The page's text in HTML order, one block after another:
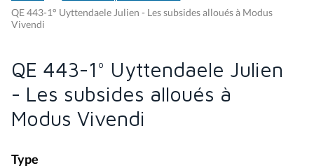
QE 443-1° Uyttendaele Julien - Les subsides alloués à Modus
Vivendi
QE 443-1° Uyttendaele Julien
- Les subsides alloués à
Modus Vivendi
Type